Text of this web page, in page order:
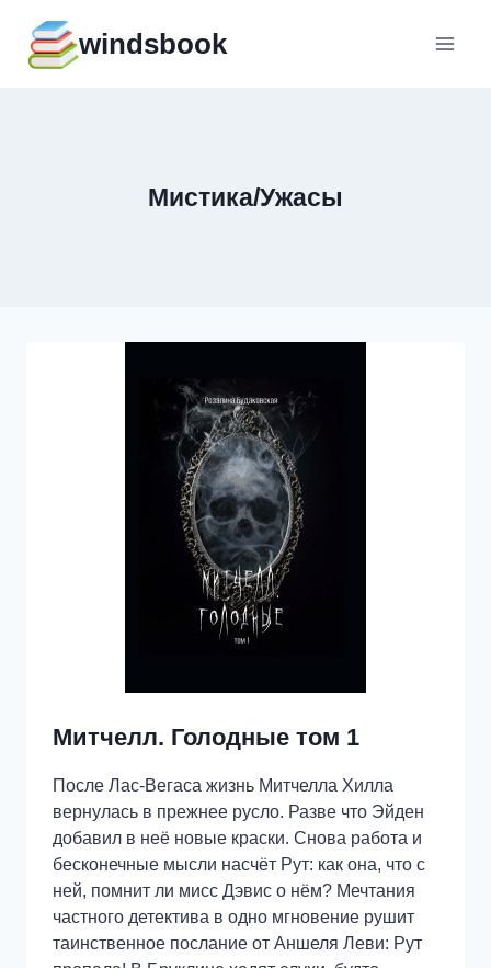
содержимому
windsbook
Мистика/Ужасы
Митчелл. Голодные том 1
После Лас-Вегаса жизнь Митчелла Хилла
вернулась в прежнее русло. Разве что Эйден
добавил в неё новые краски. Снова работа и
бесконечные мысли насчёт Рут: как она, что с
ней, помнит ли мисс Дэвис о нём? Мечтания
частного детектива в одно мгновение рушит
таинственное послание от Аншеля Леви: Рут